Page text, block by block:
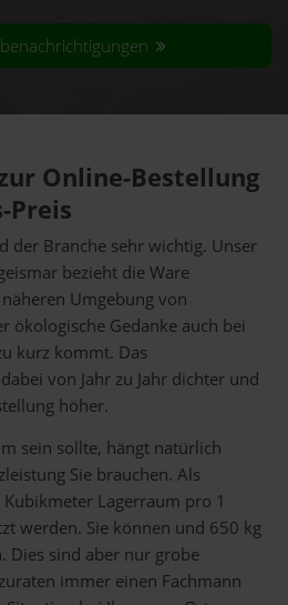
Online-Bestellung
Preis
der Branche sehr wichtig. Unser
bezieht die Ware
Umgebung von
ökologische Gedanke auch bei
kurz kommt. Das
von Jahr zu Jahr dichter und
höher.
sein sollte, hängt natürlich
Sie brauchen. Als
Lagerraum pro 1
werden. Sie können und 650 kg
Dies sind aber nur grobe
immer einen Fachmann